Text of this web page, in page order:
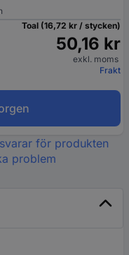
Toal (16,72 kr / stycken)
50,16 kr
exkl. moms
Frakt
för produkten
problem